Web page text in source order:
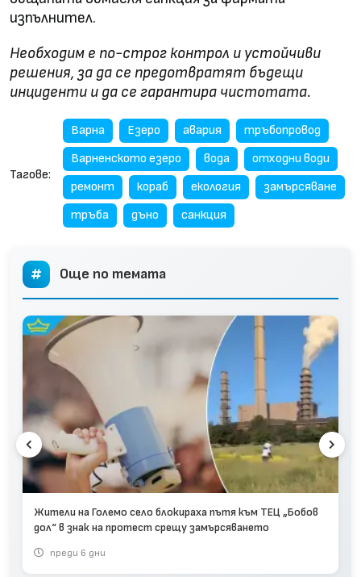
изпълнител.
Необходим е по-строг контрол и устойчиви
решения, за да се предотвратят бъдещи
инциденти и да се гарантира чистотата.
Тагове:
Варна Езеро авария
тръбопровод
Варненското езеро
вода
отходни води
ремонт
кораб екология
замърсяване
тръба
дъно санкция
Още по темата
Жители на Големо село блокираха пътя към ТЕЦ „Бобов
дол“ в знак на протест срещу замърсяването
преди 6 дни